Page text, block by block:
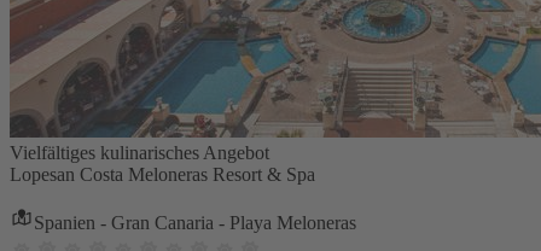
Vielfältiges kulinarisches Angebot
Lopesan Costa Meloneras Resort & Spa
Spanien - Gran Canaria - Playa Meloneras